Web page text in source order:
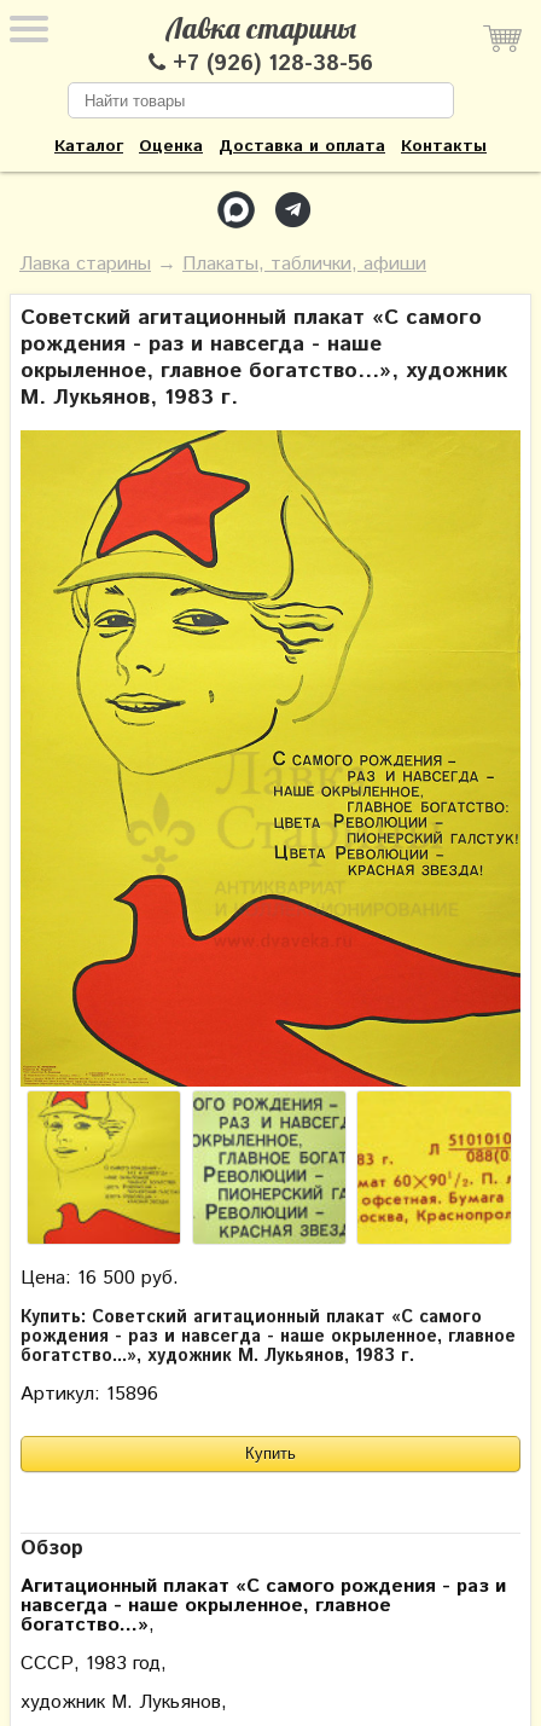
Лавка старины
+7 (926) 128-38-56
Каталог Оценка Доставка и оплата Контакты
Лавка старины → Плакаты, таблички, афиши
Советский агитационный плакат «С самого
рождения - раз и навсегда - наше
окрыленное, главное богатство...», художник
М. Лукьянов, 1983 г.
Цена: 16 500 руб.
Купить: Советский агитационный плакат «С самого
рождения - раз и навсегда - наше окрыленное, главное
богатство...», художник М. Лукьянов, 1983 г.
Артикул: 15896
Обзор
Агитационный плакат «С самого рождения - раз и
навсегда - наше окрыленное, главное
богатство...»,
СССР, 1983 год,
художник М. Лукьянов,